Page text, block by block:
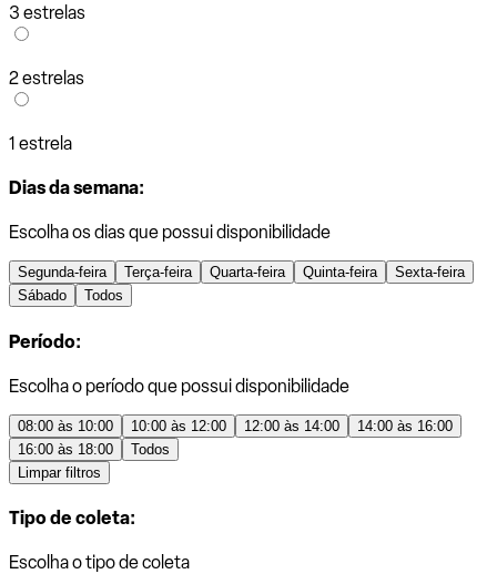
3 estrelas
2 estrelas
1 estrela
Dias da semana:
Escolha os dias que possui disponibilidade
Segunda-feira Terça-feira Quarta-feira Quinta-feira
Sexta-feira
Sábado
Todos
Período:
Escolha o período que possui disponibilidade
08:00 às 10:00 10:00 às 12:00 12:00 às 14:00
14:00 às 16:00
16:00 às 18:00
Todos
Limpar filtros
Tipo de coleta:
Escolha o tipo de coleta